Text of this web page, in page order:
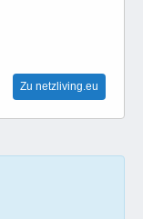
Zu netzliving.eu